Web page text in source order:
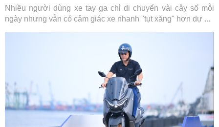
Nhiều người dùng xe tay ga chỉ di chuyển vài cây số mỗi
ngày nhưng vẫn có cảm giác xe nhanh "tụt xăng" hơn dự ...